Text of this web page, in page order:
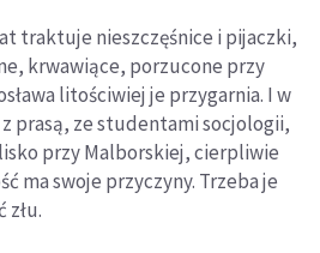
traktuje nieszczęśnice i pijaczki,
krwawiące, porzucone przy
litościwiej je przygarnia. I w
prasą, ze studentami socjologii,
przy Malborskiej, cierpliwie
ma swoje przyczyny. Trzeba je
złu.